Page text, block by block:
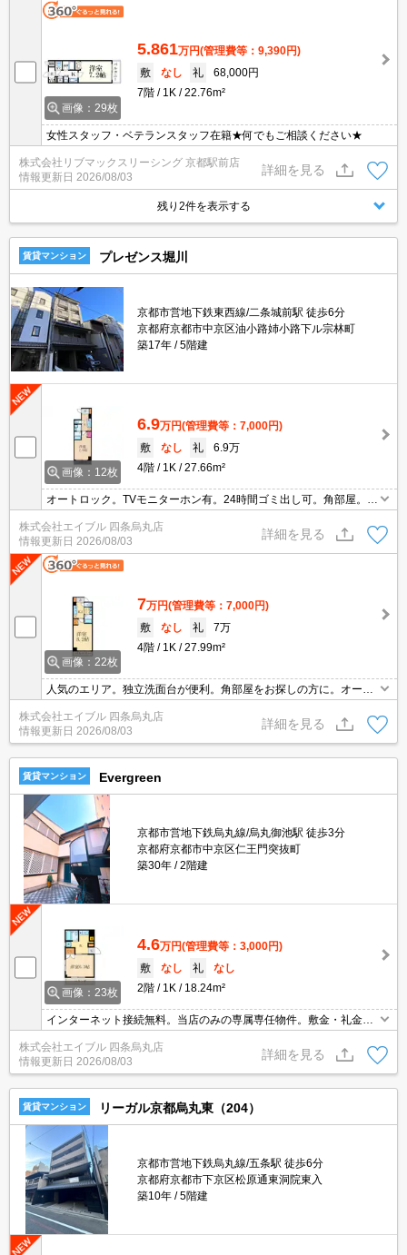
画像：29枚
5.861万円(管理費等：9,390円)
敷
なし 礼
68,000円
7階
1K 22.76m²
女性スタッフ・ベテランスタッフ在籍★何でもご相談ください★
株式会社リブマックスリーシング 京都駅前店
情報更新日 2026/08/03
詳細を見る
残り2件を表示する
賃貸マンション プレゼンス堀川
京都市営地下鉄東西線/二条城前駅 徒歩6分
京都府京都市中京区油小路姉小路下ル宗林町
築17年
5階建
画像：12枚
6.9万円(管理費等：7,000円)
敷
なし 礼
6.9万
4階
1K 27.66m²
オートロック。TVモニターホン有。24時間ゴミ出し可。角部屋。鉄
筋コンクリート造。エレベーターあり。3沿線利用可能です。
株式会社エイブル 四条烏丸店
情報更新日 2026/08/03
詳細を見る
画像：22枚
7万円(管理費等：7,000円)
敷
なし 礼
7万
4階
1K 27.99m²
人気のエリア。独立洗面台が便利。角部屋をお探しの方に。オート
き。シューズボックス付き。角部屋。鉄筋コンクリート造。
株式会社エイブル 四条烏丸店
情報更新日 2026/08/03
詳細を見る
賃貸マンション Evergreen
京都市営地下鉄烏丸線/烏丸御池駅 徒歩3分
京都府京都市中京区仁王門突抜町
築30年
2階建
画像：23枚
4.6万円(管理費等：3,000円)
敷
なし 礼
なし
2階
1K 18.24m²
インターネット接続無料。当店のみの専属専任物件。敷金・礼金な
階角部屋です。駅まで徒歩3分圏内!。2沿線利用可能です。シューズ
ボックス付き。
株式会社エイブル 四条烏丸店
情報更新日 2026/08/03
詳細を見る
賃貸マンション リーガル京都烏丸東（204）
京都市営地下鉄烏丸線/五条駅 徒歩6分
京都府京都市下京区松原通東洞院東入
築10年
5階建